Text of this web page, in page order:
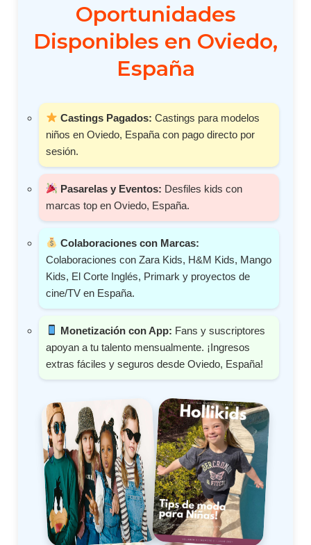
Oportunidades
Disponibles en Oviedo,
España
Castings Pagados: Castings para modelos
niños en Oviedo, España con pago directo por
sesión.
Pasarelas y Eventos: Desfiles kids con
marcas top en Oviedo, España.
Colaboraciones con Marcas:
Colaboraciones con Zara Kids, H&M Kids, Mango
Kids, El Corte Inglés, Primark y proyectos de
cine/TV en España.
Monetización con App: Fans y suscriptores
apoyan a tu talento mensualmente. ¡Ingresos
extras fáciles y seguros desde Oviedo, España!